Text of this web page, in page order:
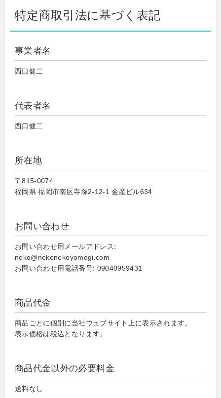
特定商取引法に基づく表記
事業者名
西口健二
代表者名
西口健二
所在地
〒815-0074
福岡県 福岡市南区寺塚2-12-1 金産ビル634
お問い合わせ
お問い合わせ用メールアドレス:
neko@nekonekoyomogi.com
お問い合わせ用電話番号: 09040959431
商品代金
商品ごとに個別に当社ウェブサイト上に表示されます。
表示価格は税込となります。
商品代金以外の必要料金
送料なし